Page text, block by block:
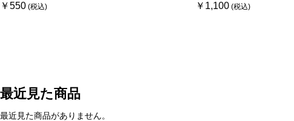
￥550 ￥1,100
最近見た商品
最近見た商品がありません。